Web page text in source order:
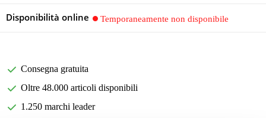
Disponibilità online Temporaneamente non disponibile
Consegna gratuita
Oltre 48.000 articoli disponibili
1.250 marchi leader